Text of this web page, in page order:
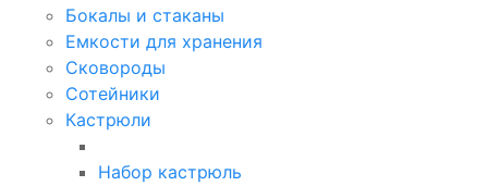
Бокалы и стаканы
Емкости для хранения
Сковороды
Сотейники
Кастрюли
Набор кастрюль